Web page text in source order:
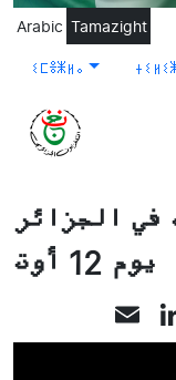
Arabic Tamazight
ⵉⵎⴻⵥⵍⴰ
في الجزائر
يوم 12 أوت
LinkedIn